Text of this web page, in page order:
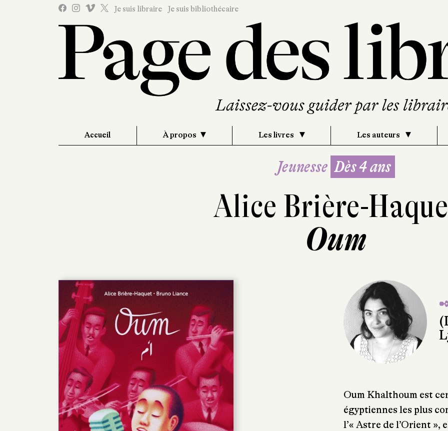
Je suis libraire Je suis bibliothécaire
Accueil À propos Les livres Les auteurs
Jeunesse Dès 4 ans
Alice Brière-
Oum
Oum Khalthoum est
égyptiennes les plus
l’« Astre de l’Orient »,